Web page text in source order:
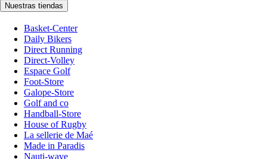
Nuestras tiendas
Basket-Center
Daily Bikers
Direct Running
Direct-Volley
Espace Golf
Foot-Store
Galope-Store
Golf and co
Handball-Store
House of Rugby
La sellerie de Maé
Made in Paradis
Nauti-wave